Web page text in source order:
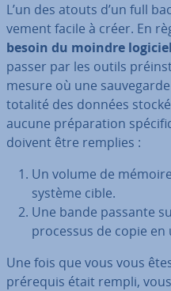
L’un des atouts d’un full
ve­ment facile à créer. En
besoin du moindre
passer par les outils
mesure où une
totalité des données
aucune pré­pa­ra­tion
doivent être remplies :
Un volume de
système cible.
Une bande passante
processus de copie
Une fois que vous vous
prérequis était rempli,